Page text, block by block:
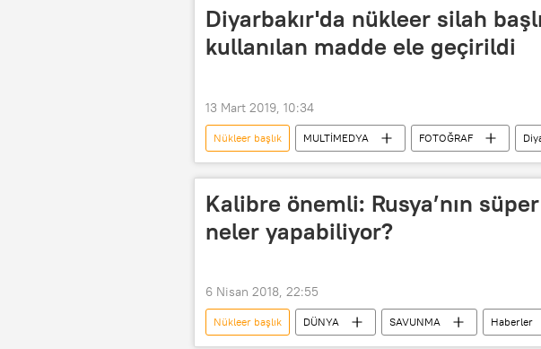
Diyarbakır'da nükleer silah
kullanılan madde ele geçirildi
13 Mart 2019, 10:34
Nükleer başlık MULTİMEDYA FOTOĞRAF
Kalibre önemli: Rusya’nın
neler yapabiliyor?
6 Nisan 2018, 22:55
Nükleer başlık DÜNYA SAVUNMA Haberler